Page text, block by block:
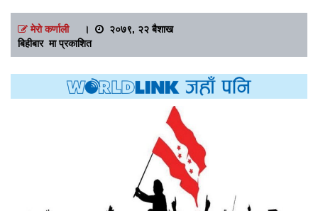
मेरो कर्णाली।
२०७९, २२ बैशाख
बिहीबार मा प्रकाशित